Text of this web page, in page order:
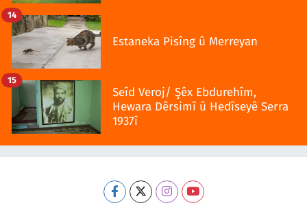
Estaneka Pisîng û Merreyan
14
Seîd Veroj/ Şêx Ebdurehîm,
Hewara Dêrsimî û Hedîseyê Serra
1937î
15